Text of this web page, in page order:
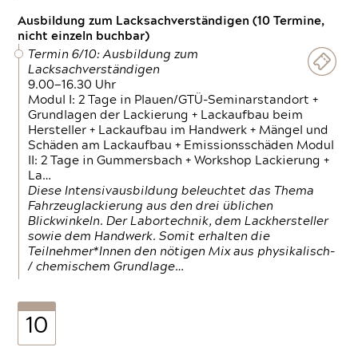
Ausbildung zum Lacksachverständigen (10 Termine,
nicht einzeln buchbar)
Termin 6/10: Ausbildung zum
Lacksachverständigen
9.00—16.30 Uhr
Modul I: 2 Tage in Plauen/GTÜ-Seminarstandort +
Grundlagen der Lackierung + Lackaufbau beim
Hersteller + Lackaufbau im Handwerk + Mängel und
Schäden am Lackaufbau + Emissionsschäden Modul
II: 2 Tage in Gummersbach + Workshop Lackierung +
La…
Diese Intensivausbildung beleuchtet das Thema
Fahrzeuglackierung aus den drei üblichen
Blickwinkeln. Der Labortechnik, dem Lackhersteller
sowie dem Handwerk. Somit erhalten die
Teilnehmer*Innen den nötigen Mix aus physikalisch-
/ chemischem Grundlage…
10